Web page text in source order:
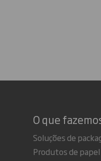
O que
Soluções de
Produtos de papel